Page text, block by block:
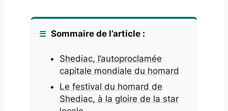
Sommaire de l’article :
Shediac, l’autoproclamée
capitale mondiale du homard
Le festival du homard de
Shediac, à la gloire de la star